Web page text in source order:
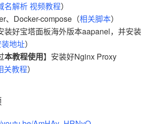
名解析视频教程）
、Docker-compose（相关脚本）
装好宝塔面板海外版本aapanel，并安装
地址）
本教程使用】安装好Nginx Proxy
关教程）